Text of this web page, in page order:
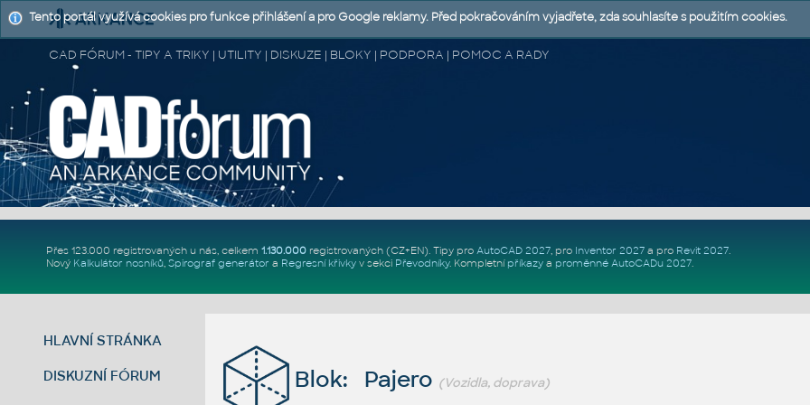
CAD FÓRUM - TIPY A TRIKY | UTILITY | DISKUZE | BLOKY | PODPORA | POMOC A RADY
Přes 123.000 registrovaných u nás, celkem 1.130.000registrovaných (CZ+EN). Tipy pro AutoCAD 2027, pro Inventor 2027a pro Revit 2027.
Nový Kalkulátor nosníků, Spirograf generátor a Regresní křivkyv sekci Převodníky. Kompletní příkazya proměnné AutoCADu 2027.
HLAVNÍ STRÁNKA
DISKUZNÍ FÓRUM Blok: Pajero (Vozidla, doprava)
Tento portál využívá cookies pro funkce přihlášení a pro Google reklamy. Před pokračováním vyjadřete, zda souhlasíte s použitím cookies.